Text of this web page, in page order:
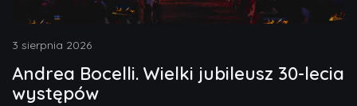
3 sierpnia 2026
Andrea Bocelli. Wielki jubileusz 30-lecia
występów